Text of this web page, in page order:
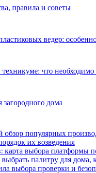
правила и советы
ведер:
что необходимо
дома
популярных
их возведения
карта выбора платформы
палитру для дома,
выбора проверки и